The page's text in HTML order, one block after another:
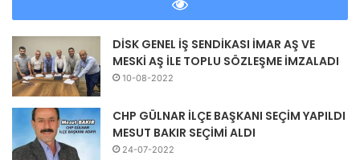
DİSK GENEL İŞ SENDİKASI İMAR AŞ VE
MESKİ AŞ İLE TOPLU SÖZLEŞME İMZALADI
10-08-2022
CHP GÜLNAR İLÇE BAŞKANI SEÇİM YAPILDI
MESUT BAKIR SEÇİMİ ALDI
24-07-2022